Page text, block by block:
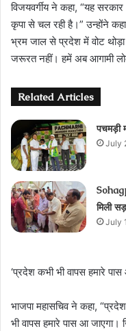
विजयवर्गीय ने कहा, “यह
कृपा से चल रही है।” उन्होंने
भ्रम जाल से प्रदेश में वोट
जरूरत नहीं। हमें अब आगामी
Related Articles
पचमड़ी
July
मिली
July
‘प्रदेश कभी भी वापस हमारे पास
भाजपा महासचिव ने कहा,
भी वापस हमारे पास आ जाएगा।